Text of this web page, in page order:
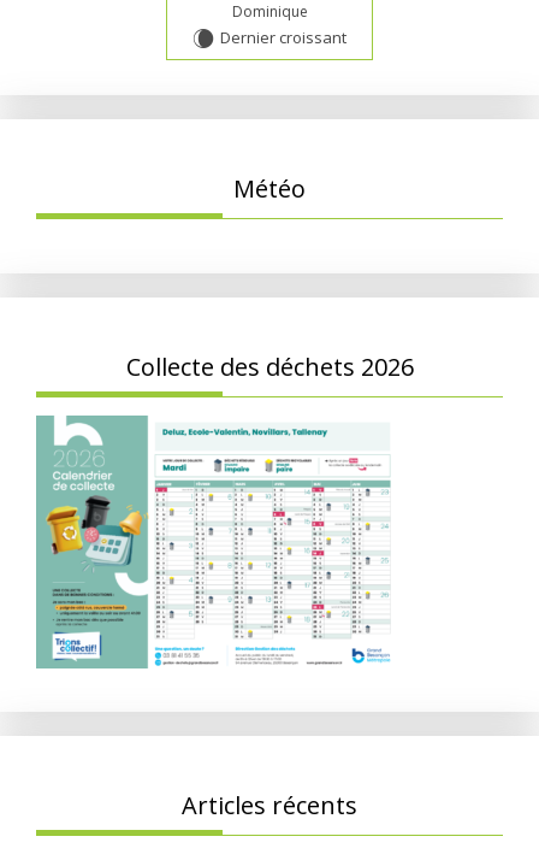
Dominique
W Dernier croissant
Météo
Collecte des déchets 2026
Articles récents